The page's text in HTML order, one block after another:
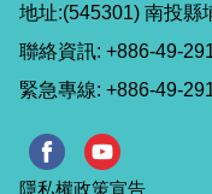
地址:(545301) 南投縣
聯絡資訊: +886-49-
緊急專線: +886-49-
隱私權政策宣告